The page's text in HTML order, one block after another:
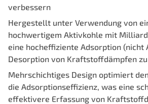
verbessern
Hergestellt unter Verwendung von
hochwertigem Aktivkohle mit
eine hocheffiziente Adsorption (nicht
Desorption von Kraftstoffdämpfen
Mehrschichtiges Design optimiert
die Adsorptionseffizienz, was eine
effektivere Erfassung von